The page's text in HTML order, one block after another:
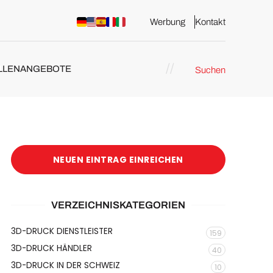
Werbung Kontakt
Suchen
NEUEN EINTRAG EINREICHEN
VERZEICHNISKATEGORIEN
3D-DRUCK DIENSTLEISTER 159
3D-DRUCK HÄNDLER 40
3D-DRUCK IN DER SCHWEIZ 10